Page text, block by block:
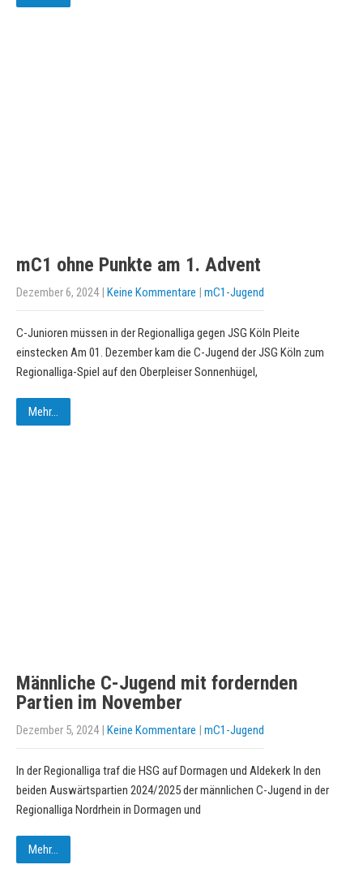
mC1 ohne Punkte am 1. Advent
Dezember 6, 2024| Keine Kommentare | mC1-Jugend
C-Junioren müssen in der Regionalliga gegen JSG Köln Pleite
einstecken Am 01. Dezember kam die C-Jugend der JSG Köln zum
Regionalliga-Spiel auf den Oberpleiser Sonnenhügel,
Mehr...
Männliche C-Jugend mit fordernden
Partien im November
Dezember 5, 2024| Keine Kommentare | mC1-Jugend
In der Regionalliga traf die HSG auf Dormagen und Aldekerk In den
beiden Auswärtspartien 2024/2025 der männlichen C-Jugend in der
Regionalliga Nordrhein in Dormagen und
Mehr...